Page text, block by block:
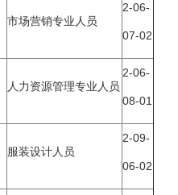
市场营销专业人员
2-06-
07-02
人力资源管理专业人员
2-06-
08-01
服装设计人员
2-09-
06-02